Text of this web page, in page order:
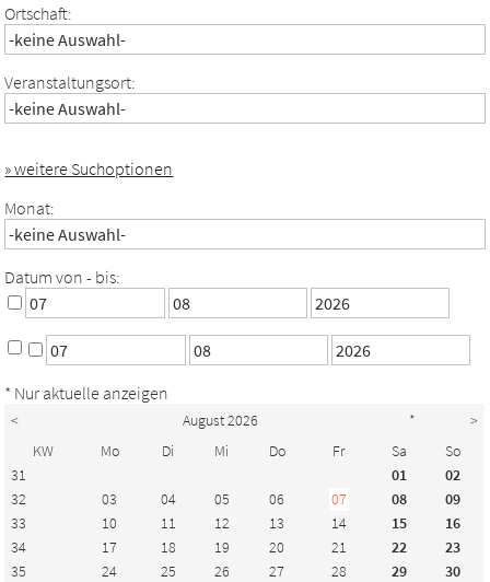
Ortschaft:
Veranstaltungsort:
» weitere Suchoptionen
Monat:
Datum von - bis:
* Nur aktuelle anzeigen
< August 2026 *
>
KW
Mo Di Mi Do Fr Sa
So
31
01
02
32
03 04 05 06 07 08
09
33
10 11 12 13 14 15
16
34
17 18 19 20 21 22
23
35
24 25 26 27 28 29
30